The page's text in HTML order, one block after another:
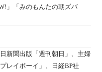
」「みのもんたの朝ズバ
新聞出版「週刊朝日」、主婦
レイボーイ」、日経BP社